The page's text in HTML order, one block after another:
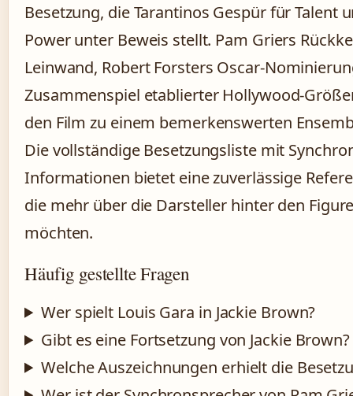
Besetzung, die Tarantinos Gespür für Talent
Power unter Beweis stellt. Pam Griers
Leinwand, Robert Forsters Oscar-
Zusammenspiel etablierter Hollywood-
den Film zu einem bemerkenswerten
Die vollständige Besetzungsliste mit
Informationen bietet eine zuverlässige
die mehr über die Darsteller hinter den
möchten.
Häufig gestellte Fragen
Wer spielt Louis Gara in Jackie Brown?
Gibt es eine Fortsetzung von Jackie Brown?
Welche Auszeichnungen erhielt die